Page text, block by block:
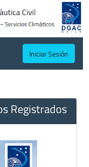
Iniciar Sesión
Registrados